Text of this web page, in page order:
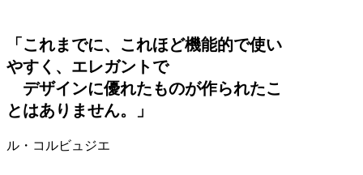
「これまでに、これほど機能的で使い
やすく、エレガントで
デザインに優れたものが作られたこ
とはありません。」
ル・コルビュジエ